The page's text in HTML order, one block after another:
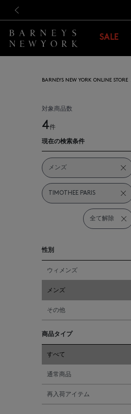
SALE
BARNEYS NEW YORK ONLINE STORE
対象商品数
4件
現在の検索条件
メンズ
TIMOTHEE PARIS
全て解除
性別
ウィメンズ
メンズ
その他
商品タイプ
すべて
通常商品
再入荷アイテム